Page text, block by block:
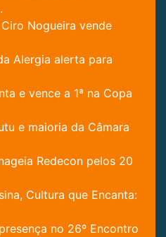
Nogueira vende
Alergia alerta para
e vence a 1ª na Copa
e maioria da Câmara
Redecon pelos 20
Cultura que Encanta:
no 26º Encontro